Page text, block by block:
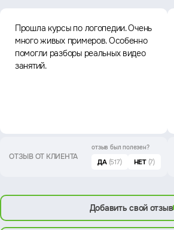
Прошла курсы по логопедии. Очень
много живых примеров. Особенно
помогли разборы реальных видео
занятий.
ОТЗЫВ ОТ КЛИЕНТА
отзыв был полезен?
ДА (517) НЕТ (7)
Добавить свой отзыв